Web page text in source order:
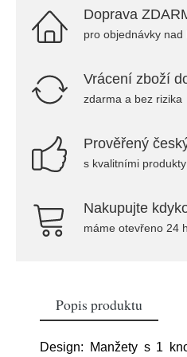
Doprava
pro objednávky nad
Vrácení zboží
zdarma a bez rizika
Prověřený
s kvalitními produkty
Nakupujte
máme otevřeno 24
Popis produktu
Design: Manžety s 1